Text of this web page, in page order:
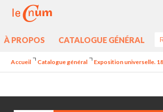
À PROPOS CATALOGUE GÉNÉRAL
Accueil Catalogue général Exposition universelle.